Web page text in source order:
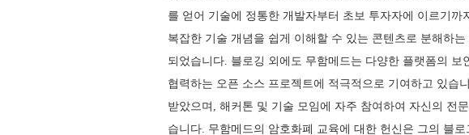
를 얻어 기술에 정통한 개발자부터 초보 투자자에 이르기
복잡한 기술 개념을 쉽게 이해할 수 있는 콘텐츠로 분해하
되었습니다. 블로깅 외에도 무함메드는 다양한 플랫폼의
협력하는 오픈 소스 프로젝트에 적극적으로 기여하고 있습
받았으며, 해커톤 및 기술 모임에 자주 참여하여 자신의 전
습니다. 무함메드의 암호화폐 교육에 대한 헌신은 그의 블